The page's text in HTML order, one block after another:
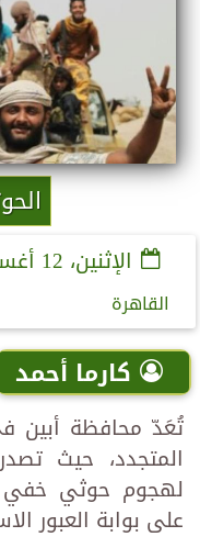
الإثنين، 12 أغسطس 2024
القاهرة
كارما أحمد
تُعَدّ محافظة أبين
المتجدد، حيث
لهجوم حوثي
على بوابة العبور